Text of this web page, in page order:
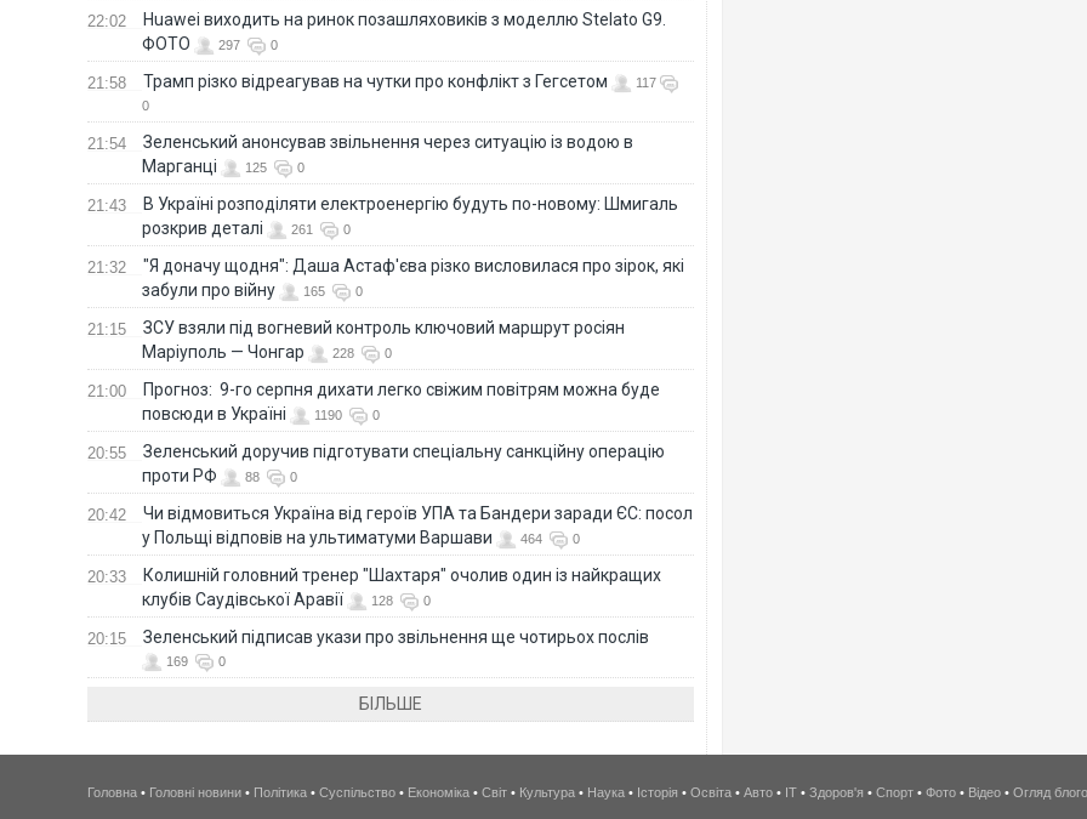
22:02
Huawei виходить на ринок позашляховиків з моделлю Stelato G9.
ФОТО
297 0
21:58 Трамп різко відреагував на чутки про конфлікт з Гегсетом
117
0
21:54
Зеленський анонсував звільнення через ситуацію із водою в
Марганці
125 0
21:43
В Україні розподіляти електроенергію будуть по-новому: Шмигаль
розкрив деталі
261 0
21:32
"Я доначу щодня": Даша Астаф'єва різко висловилася про зірок, які
забули про війну
165 0
21:15
ЗСУ взяли під вогневий контроль ключовий маршрут росіян
Маріуполь — Чонгар
228 0
21:00
Прогноз: 9-го серпня дихати легко свіжим повітрям можна буде
повсюди в Україні
1190 0
20:55
Зеленський доручив підготувати спеціальну санкційну операцію
проти РФ
88 0
20:42
Чи відмовиться Україна від героїв УПА та Бандери заради ЄС: посол
у Польщі відповів на ультиматуми Варшави
464 0
20:33
Колишній головний тренер "Шахтаря" очолив один із найкращих
клубів Саудівської Аравії
128 0
20:15 Зеленський підписав укази про звільнення ще чотирьох послів
169 0
БІЛЬШЕ
Головна • Головні новини • Політика • Суспільство • Економіка • Світ • Культура • Наука • Історія • Освіта • Авто • IT • Здоров'я • Спорт • Фото • Відео • Огляд